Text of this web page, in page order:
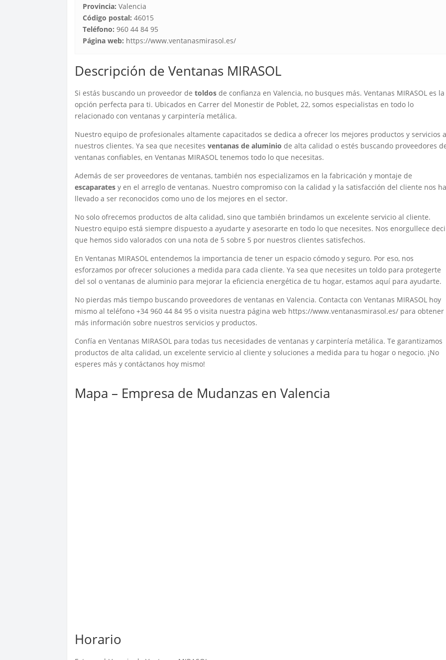
Provincia: Valencia
Código postal: 46015
Teléfono: 960 44 84 95
Página web: https://www.ventanasmirasol.es/
Descripción de Ventanas MIRASOL
Si estás buscando un proveedor detoldos de confianza en Valencia, no busques más. Ventanas MIRASOL es la
opción perfecta para ti. Ubicados en Carrer del Monestir de Poblet, 22, somos especialistas en todo lo
relacionado con ventanas y carpintería metálica.
Nuestro equipo de profesionales altamente capacitados se dedica a ofrecer los mejores productos y servicios
nuestros clientes. Ya sea que necesitesventanas de aluminio de alta calidad o estés buscando proveedores
ventanas confiables, en Ventanas MIRASOL tenemos todo lo que necesitas.
Además de ser proveedores de ventanas, también nos especializamos en la fabricación y montaje de
escaparates y en el arreglo de ventanas. Nuestro compromiso con la calidad y la satisfacción del cliente nos
llevado a ser reconocidos como uno de los mejores en el sector.
No solo ofrecemos productos de alta calidad, sino que también brindamos un excelente servicio al cliente.
Nuestro equipo está siempre dispuesto a ayudarte y asesorarte en todo lo que necesites. Nos enorgullece
que hemos sido valorados con una nota de 5 sobre 5 por nuestros clientes satisfechos.
En Ventanas MIRASOL entendemos la importancia de tener un espacio cómodo y seguro. Por eso, nos
esforzamos por ofrecer soluciones a medida para cada cliente. Ya sea que necesites un toldo para protegerte
del sol o ventanas de aluminio para mejorar la eficiencia energética de tu hogar, estamos aquí para ayudarte.
No pierdas más tiempo buscando proveedores de ventanas en Valencia. Contacta con Ventanas MIRASOL hoy
mismo al teléfono +34 960 44 84 95 o visita nuestra página web https://www.ventanasmirasol.es/ para obtener
más información sobre nuestros servicios y productos.
Confía en Ventanas MIRASOL para todas tus necesidades de ventanas y carpintería metálica. Te garantizamos
productos de alta calidad, un excelente servicio al cliente y soluciones a medida para tu hogar o negocio. ¡No
esperes más y contáctanos hoy mismo!
Mapa – Empresa de Mudanzas en Valencia
Horario